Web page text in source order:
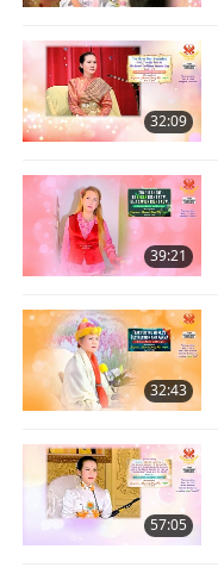
32:09
39:21
32:43
57:05